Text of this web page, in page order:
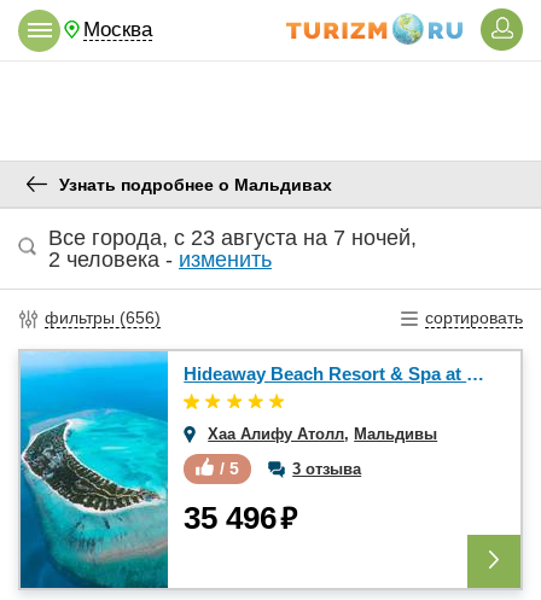
Москва
Узнать подробнее о Мальдивах
Все города, c 23 августа на 7 ночей,
2 человека - изменить
фильтры (656) сортировать
Hideaway Beach Resort & Spa at Dhonakulhi Maldives 5*
Хаа Алифу Атолл, Мальдивы
/ 5 3 отзыва
35 496₽